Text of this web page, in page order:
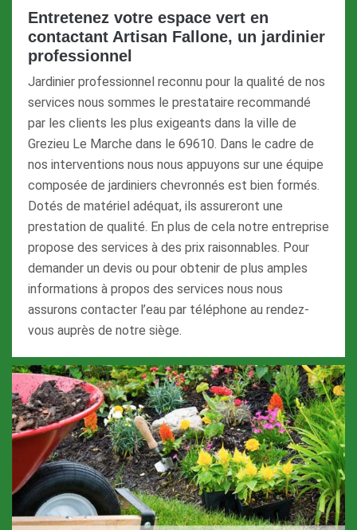
Entretenez votre espace vert en
contactant Artisan Fallone, un jardinier
professionnel
Jardinier professionnel reconnu pour la qualité de nos
services nous sommes le prestataire recommandé
par les clients les plus exigeants dans la ville de
Grezieu Le Marche dans le 69610. Dans le cadre de
nos interventions nous nous appuyons sur une équipe
composée de jardiniers chevronnés est bien formés.
Dotés de matériel adéquat, ils assureront une
prestation de qualité. En plus de cela notre entreprise
propose des services à des prix raisonnables. Pour
demander un devis ou pour obtenir de plus amples
informations à propos des services nous nous
assurons contacter l’eau par téléphone au rendez-
vous auprès de notre siège.